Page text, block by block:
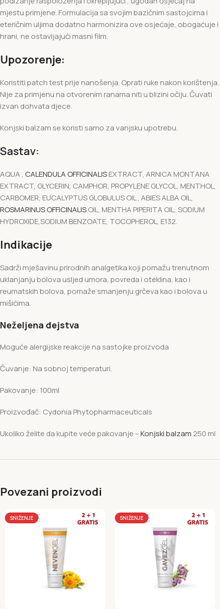
mjestu primjene. Formulacija sa svojim bazičnim sastojcima i
eteričnim uljima dodatno harmonizira ove osjećaje, obogaćuje i
hrani, ne ostavljajući masni film.
Upozorenje:
Koristiti patch test prije nanošenja. Oprati ruke nakon korištenja.
Nije za primjenu na otvorenim ranama niti u blizini očiju. Čuvati
izvan dohvata djece.
Konjski balzam se koristi samo za vanjsku upotrebu.
Sastav:
AQUA , CALENDULA OFFICINALISEXTRACT, ARNICA MONTANA
EXTRACT, GLYCERIN, CAMPHOR, PROPYLENE GLYCOL, MENTHOL,
CARBOMER, EUCALYPTUS GLOBULUS OIL , ABIES ALBA OIL,
ROSMARINUS OFFICINALISOIL, MENTHA PIPERITA OIL, SODIUM
HYDROXIDE,SODIUM BENZOATE, TOCOPHEROL, E132.
Indikacije
Sadrži mješavinu prirodnih analgetika koji pomažu trenutnom
uklanjanju bolova usljed umora, povreda i oteklina, kao i
reumatskih bolova, pomaže smanjenju grčeva kao i bolova u
mišićima.
Neželjena dejstva
Moguće alergijske reakcije na sastojke proizvoda
Čuvanje: Na sobnoj temperaturi.
Pakovanje: 100ml
Proizvođač: Cydonia Phytopharmaceuticals
Ukoliko želite da kupite veće pakovanje –Konjski balzam 250 ml
Povezani proizvodi
SNIŽENJE SNIŽENJE